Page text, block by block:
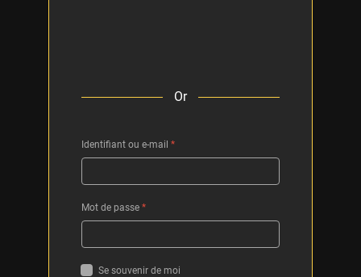
Or
Identifiant ou e-mail *
Mot de passe *
Se souvenir de moi